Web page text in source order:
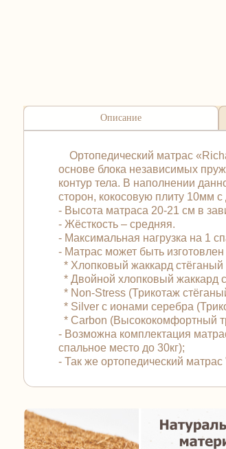
Описание
Ортопедический матрас
основе блока независимых
контур тела. В наполнении
сторон, кокосовую плиту 10мм
- Высота матраса 20-21 см в
- Жёсткость – средняя.
- Максимальная нагрузка на 1
- Матрас может быть
* Хлопковый жаккард стёганый
* Двойной хлопковый жаккард
* Non-Stress (Трикотаж
* Silver с ионами серебра
* Carbon (Высококомфортный
- Возможна комплектация
спальное место до 30кг);
- Так же ортопедический